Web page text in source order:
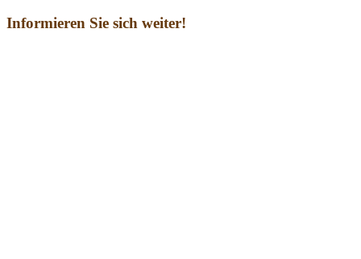
Informieren Sie sich weiter!